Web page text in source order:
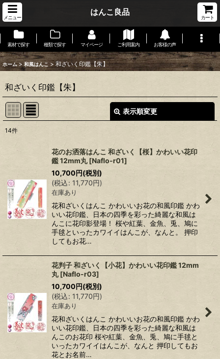
メニュー
はんこ良品
カート
素材で探す 種類で探す マイページ ご利用案内 お客様の声
ホーム > 和風はんこ > 和ざいく印鑑【朱】
和ざいく印鑑【朱】
表示順変更
並び順:
絞り込む
14件
花のお洒落はんこ 和ざいく【桜】かわいい花印
鑑 12mm丸 [Naflo-r01]
10,700円(税別)
(税込: 11,770円)
在庫あり
花和ざいくはんこ かわいいお花の和風印鑑 かわ
いい花印鑑、日本の四季を彩った綺麗な和風は
んこに花印影登場！ 桜や紅葉、金魚、兎、鳩に
手毬といったカワイイはんこが、なんと。 押印
してもお花…
花判子 和ざいく【小花】かわいい花印鑑 12mm
丸 [Naflo-r03]
10,700円(税別)
(税込: 11,770円)
在庫あり
花和ざいくはんこ かわいいお花の和風印鑑 かわ
いい花印鑑、日本の四季を彩った綺麗な和風は
んこのお花印 桜や紅葉、金魚、兎、鳩に手毬と
いったカワイイはんこが、なんと 押印してもお
花とお名前…